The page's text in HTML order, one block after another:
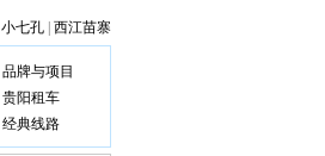
小七孔| 西江苗寨
品牌与项目
贵阳租车
经典线路